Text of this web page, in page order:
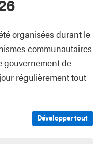
organisées durant le
communautaires
gouvernement de
régulièrement tout
Développer tout